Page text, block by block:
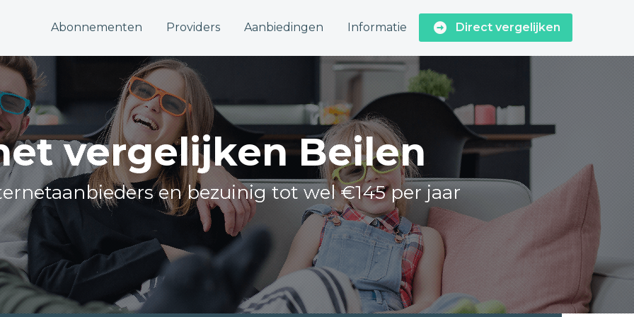
Abonnementen Providers Aanbiedingen Informatie Direct vergelijken
vergelijken Beilen
en bezuinig tot wel €145 per jaar